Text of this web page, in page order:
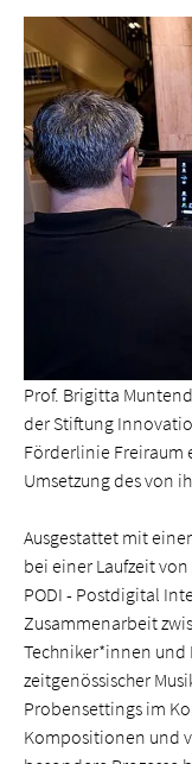
Prof. Brigitta
der Stiftung
Förderlinie Freiraum
Umsetzung des von
Ausgestattet mit
bei einer Laufzeit
PODI - Postdigital
Zusammenarbeit
Techniker*innen und
zeitgenössischer
Probensettings im
Kompositionen und